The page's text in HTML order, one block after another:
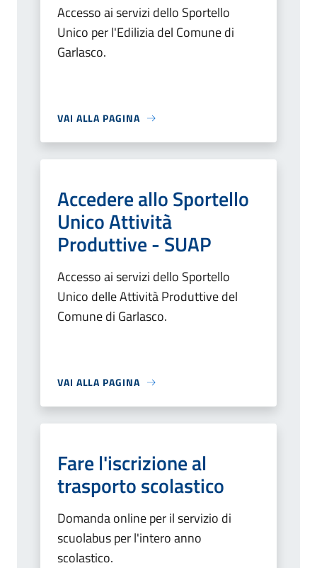
Accesso ai servizi dello Sportello
Unico per l'Edilizia del Comune di
Garlasco.
VAI ALLA PAGINA
Accedere allo Sportello
Unico Attività
Produttive - SUAP
Accesso ai servizi dello Sportello
Unico delle Attività Produttive del
Comune di Garlasco.
VAI ALLA PAGINA
Fare l'iscrizione al
trasporto scolastico
Domanda online per il servizio di
scuolabus per l'intero anno
scolastico.